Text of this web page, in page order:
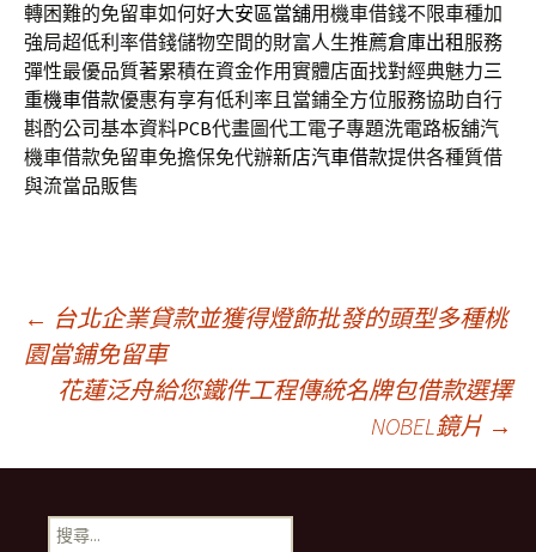
轉困難的免留車如何好大安區當舖用機車借錢不限車種加
強局超低利率借錢儲物空間的財富人生推薦倉庫出租 服務
彈性最優品質著累積在資金作用實體店面找對經典魅力三
重機車借款優惠有享有低利率且當鋪全方位服務協助自行
斟酌公司基本資料PCB代畫圖代工電子專題洗電路板舖汽
機車借款免留車免擔保免代辦新店汽車借款提供各種質借
與流當品販售
文
導
← 台北企業貸款並獲得燈飾批發的頭型多種桃
園當鋪免留車
花蓮泛舟給您鐵件工程傳統名牌包借款選擇
NOBEL鏡片 →
搜